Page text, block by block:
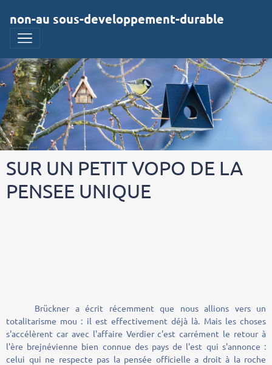
non-au sous-developpement-durable
SUR UN PETIT VOPO DE LA
PENSEE UNIQUE
Brückner a écrit récemment que nous allions vers un
totalitarisme mou : il est effectivement déjà là. Mais les choses
s'accélèrent car avec l'affaire Verdier c'est carrément le retour à
l'ère brejnévienne bien connue des pays de l'est qui s'annonce :
celui qui ne respecte pas la pensée officielle a droit à la roche